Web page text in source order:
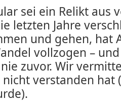
sei ein Relikt aus
letzten Jahre
und gehen, hat
vollzogen –
zuvor. Wir
verstanden hat